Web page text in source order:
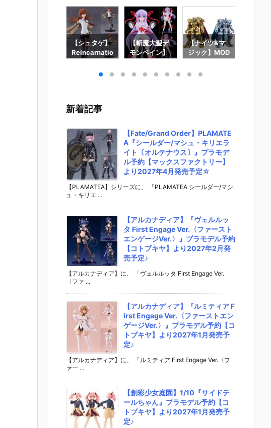
【シュタゲ】
Reincarnatio
栖（まきせ く
【グッドスマ
ー】より202
6年12月発売
予定♪
【斬魔大聖デ
モンベイン】
『アル・アジ
発売予定☆
【ナイツ&マ
ジック】MOD
ドリーオ（金
イルカンパニ
ー】より202
7年1月発売予
定♪
新着記事
【Fate/Grand Order】PLAMATE
A『シールダー/マシュ・キリエラ
イト〔オルテナウス〕』プラモデ
ル予約【マックスファクトリー】
より2027年4月発売予定☆
【PLAMATEA】シリーズに、 『PLAMATEA シールダー/マシ
ュ・キリエ ...
【アルカナディア】『ヴェルルッ
タ First Engage Ver.〈ファースト
エンゲージVer.〉』プラモデル予約
【コトブキヤ】より2027年2月発
売予定♪
【アルカナディア】に、 「ヴェルルッタ First Engage Ver.
〈ファ ...
【アルカナディア】『ルミティア F
irst Engage Ver.〈ファーストエン
ゲージVer.〉』プラモデル予約【コ
トブキヤ】より2027年1月発売予
定♪
【アルカナディア】に、 「ルミティア First Engage Ver.〈フ
ァー ...
【創彩少女庭園】1/10『サイドテ
ールちゃん』プラモデル予約【コ
トブキヤ】より2027年1月発売予
定♪